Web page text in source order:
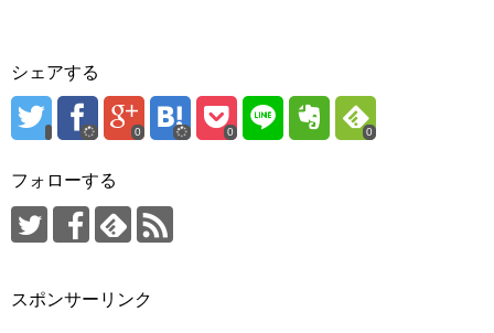
シェアする
0 0 0
フォローする
スポンサーリンク